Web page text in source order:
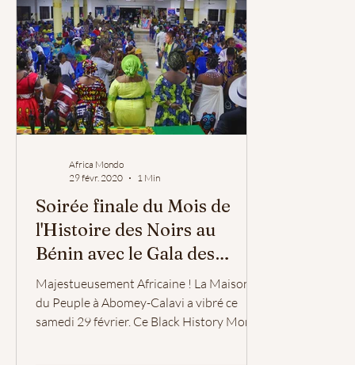
Africa Mondo
29 févr. 2020
1 Min
Soirée finale du Mois de
l'Histoire des Noirs au
Bénin avec le Gala des
Femmes Noires Inspirantes
Majestueusement Africaine ! La Maison
du Peuple à Abomey-Calavi a vibré ce
samedi 29 février. Ce Black History Month